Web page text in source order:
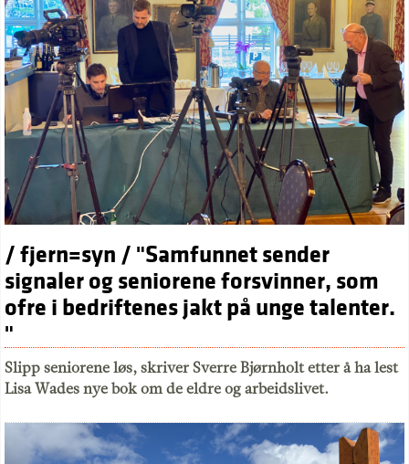
/ fjern=syn / "Samfunnet sender
signaler og seniorene forsvinner, som
ofre i bedriftenes jakt på unge talenter.
"
Slipp seniorene løs, skriver Sverre Bjørnholt etter å ha lest
Lisa Wades nye bok om de eldre og arbeidslivet.